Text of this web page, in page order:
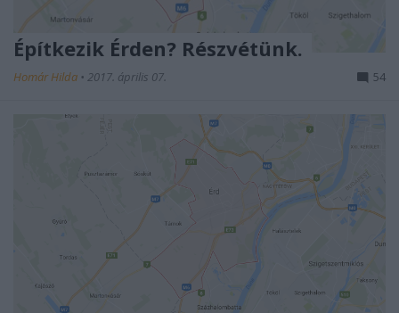
Építkezik Érden? Részvétünk.
Homár Hilda • 2017. április 07. 54